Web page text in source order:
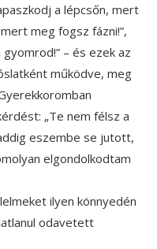
a lépcsőn, mert
meg fogsz fázni!”,
– és ezek az
működve, meg
„Te nem félsz a
eszembe se jutott,
elgondolkodtam
ilyen könnyedén
odavetett